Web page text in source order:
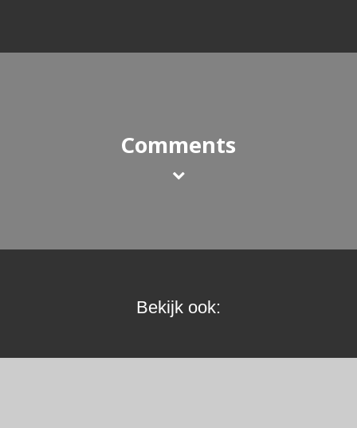
Comments
Bekijk ook: